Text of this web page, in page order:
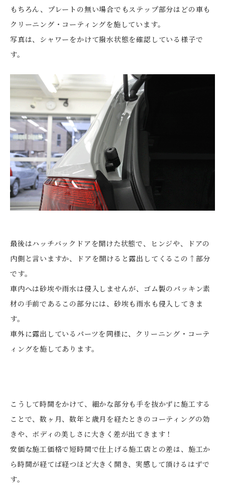
もちろん、プレートの無い場合でもステップ部分はどの車も
クリーニング・コーティングを施しています。
写真は、シャワーをかけて撥水状態を確認している様子で
す。
最後はハッチバックドアを開けた状態で、ヒンジや、ドアの
内側と言いますか、ドアを開けると露出してくるこの↑部分
です。
車内へは砂埃や雨水は侵入しませんが、ゴム製のパッキン素
材の手前であるこの部分には、砂埃も雨水も侵入してきま
す。
車外に露出しているパーツを同様に、クリーニング・コーテ
ィングを施してあります。
こうして時間をかけて、細かな部分も手を抜かずに施工する
ことで、数ヶ月、数年と歳月を経たときのコーティングの効
きや、ボディの美しさに大きく差が出てきます！
安価な施工価格で短時間で仕上げる施工店との差は、施工か
ら時間が経てば経つほど大きく開き、実感して頂けるはずで
す。